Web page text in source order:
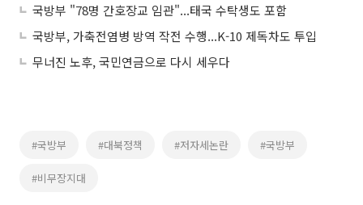
국방부 "78명 간호장교 임관"...태국 수탁생도 포함
국방부, 가축전염병 방역 작전 수행...K-10 제독차도 투입
무너진 노후, 국민연금으로 다시 세우다
#국방부 #대북정책 #저자세논란 #국방부
#비무장지대